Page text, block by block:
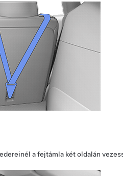
a fejtámla két oldalán